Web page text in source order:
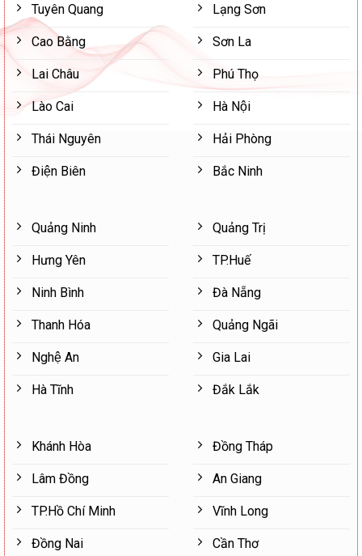
Tuyên Quang
Cao Bằng
Lai Châu
Lào Cai
Thái Nguyên
Điện Biên
Lạng Sơn
Sơn La
Phú Thọ
Hà Nội
Hải Phòng
Bắc Ninh
Quảng Ninh
Hưng Yên
Ninh Bình
Thanh Hóa
Nghệ An
Hà Tĩnh
Quảng Trị
TP.Huế
Đà Nẵng
Quảng Ngãi
Gia Lai
Đắk Lắk
Khánh Hòa
Lâm Đồng
TP.Hồ Chí Minh
Đồng Nai
Đồng Tháp
An Giang
Vĩnh Long
Cần Thơ